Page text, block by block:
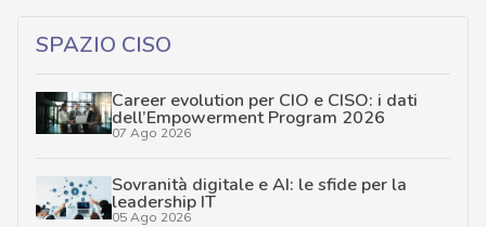
SPAZIO CISO
Career evolution per CIO e CISO: i dati
dell’Empowerment Program 2026
07 Ago 2026
Sovranità digitale e AI: le sfide per la
leadership IT
05 Ago 2026